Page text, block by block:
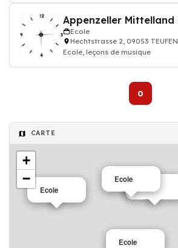
Ecole
Hechtstrasse 2, 09053 TEUFEN
Ecole, leçons de musique
0
CARTE
Ecole
Ecole
Ecole
+
−